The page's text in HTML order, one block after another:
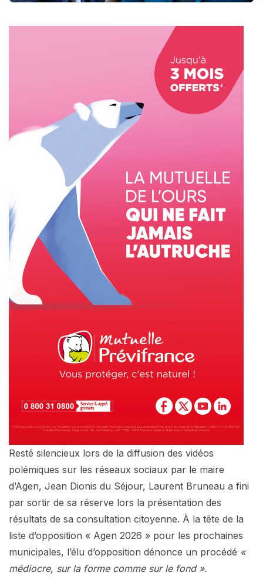
Resté silencieux lors de la diffusion des vidéos
polémiques sur les réseaux sociaux par le maire
d’Agen, Jean Dionis du Séjour, Laurent Bruneau a fini
par sortir de sa réserve lors la présentation des
résultats de sa consultation citoyenne. À la tête de la
liste d’opposition « Agen 2026 » pour les prochaines
municipales, l’élu d’opposition dénonce un procédé «
médiocre, sur la forme comme sur le fond ».